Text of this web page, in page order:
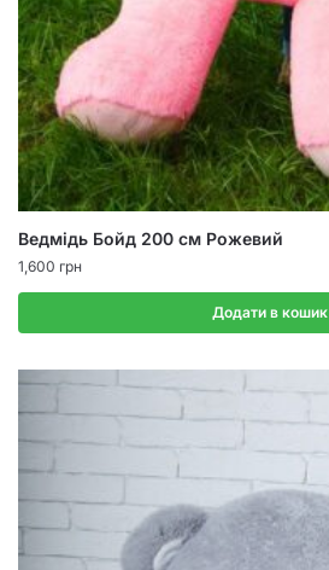
Ведмідь Бойд 200 см Рожевий
1,600 грн
Додати в кошик